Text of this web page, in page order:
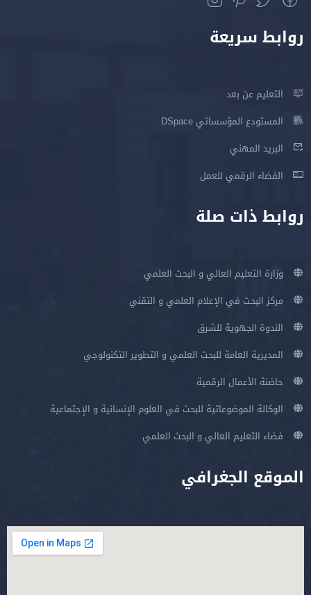
روابط سريعة
التعليم عن بعد
المستودع المؤسساتي DSpace
البريد المهني
الفضاء الرقمي للعمل
روابط ذات صلة
وزارة التعليم العالي و البحث العلمي
مركز البحث في الإعلام العلمي و التقني
الندوة الجهوية للشرق
المديرية العامة للبحث العلمي و التطوير التكنولوجي
حاضنة الأعمال الرقمية
الوكالة الموضوعاتية للبحث في العلوم الإنسانية و الإجتماعية
فضاء التعليم العالي و البحث العلمي
الموقع الجغرافي